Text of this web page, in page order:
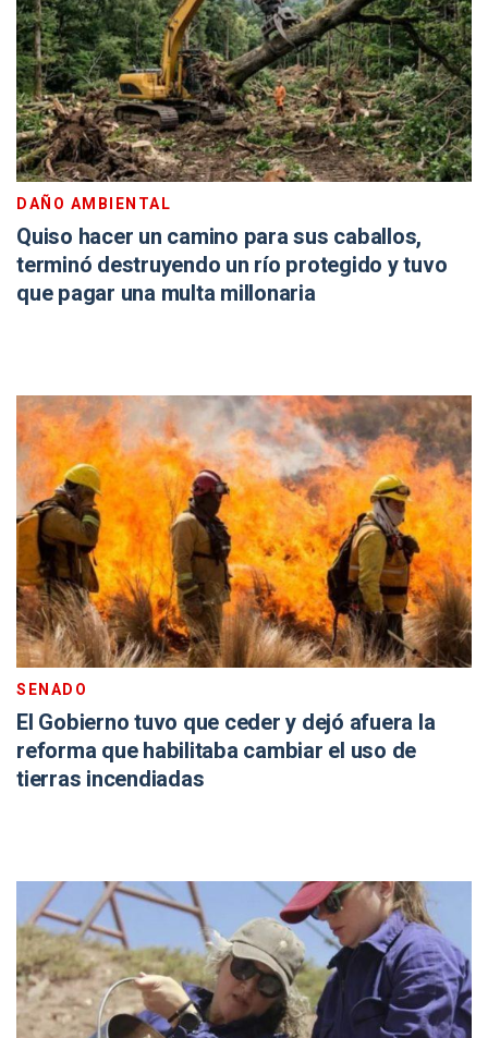
DAÑO AMBIENTAL
Quiso hacer un camino para sus caballos,
terminó destruyendo un río protegido y tuvo
que pagar una multa millonaria
SENADO
El Gobierno tuvo que ceder y dejó afuera la
reforma que habilitaba cambiar el uso de
tierras incendiadas